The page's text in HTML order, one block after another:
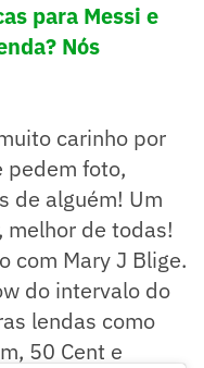
para Messi e
Nós
carinho por
pedem foto,
de alguém! Um
melhor de todas!
com Mary J Blige.
do intervalo do
lendas como
50 Cent e